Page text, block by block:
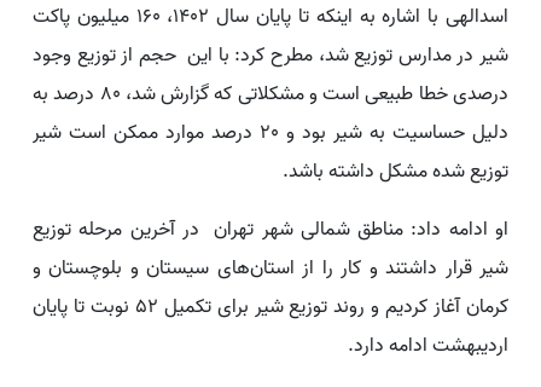
اسدالهی با اشاره به اینکه تا پایان سال 1402، 160 میلیون پاکت
شیر در مدارس توزیع شد، مطرح کرد: با این حجم از توزیع وجود
درصدی خطا طبیعی است و مشکلاتی که گزارش شد، 80 درصد به
دلیل حساسیت به شیر بود و 20 درصد موارد ممکن است شیر
توزیع شده مشکل داشته باشد.
او ادامه داد: مناطق شمالی شهر تهران در آخرین مرحله توزیع
شیر قرار داشتند و کار را از استان‌های سیستان و بلوچستان و
کرمان آغاز کردیم و روند توزیع شیر برای تکمیل 52 نوبت تا پایان
اردیبهشت ادامه دارد.